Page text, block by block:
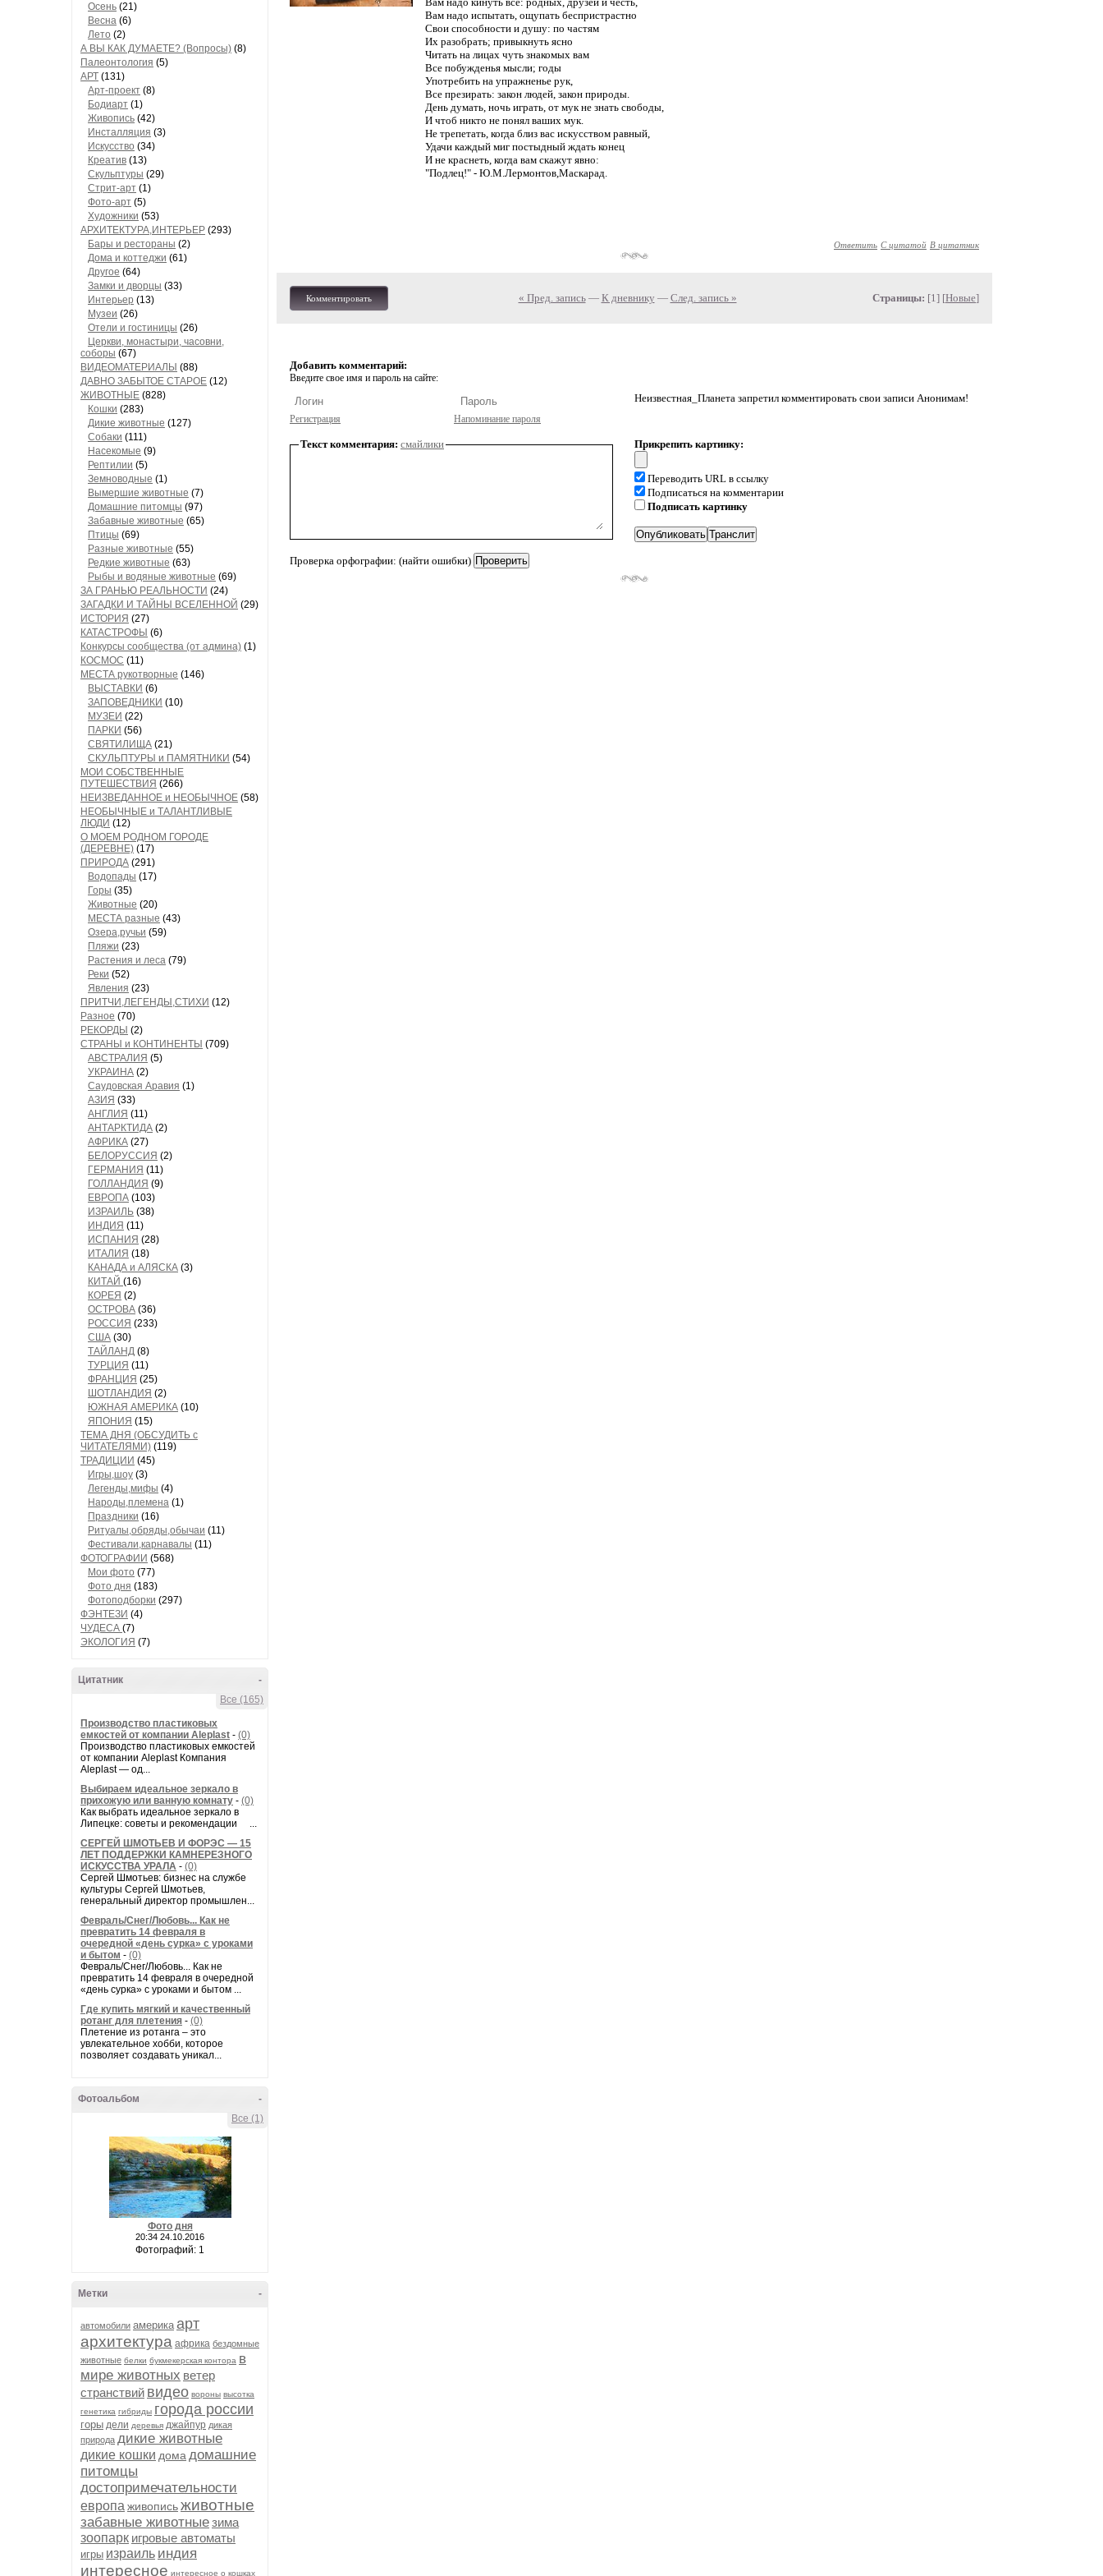
Осень (21)
Весна (6)
Лето (2)
А ВЫ КАК ДУМАЕТЕ? (Вопросы) (8)
Палеонтология (5)
АРТ (131)
Арт-проект (8)
Бодиарт (1)
Живопись (42)
Инсталляция (3)
Искусство (34)
Креатив (13)
Скульптуры (29)
Стрит-арт (1)
Фото-арт (5)
Художники (53)
АРХИТЕКТУРА,ИНТЕРЬЕР (293)
Бары и рестораны (2)
Дома и коттеджи (61)
Другое (64)
Замки и дворцы (33)
Интерьер (13)
Музеи (26)
Отели и гостиницы (26)
Церкви, монастыри, часовни,
соборы (67)
ВИДЕОМАТЕРИАЛЫ (88)
ДАВНО ЗАБЫТОЕ СТАРОЕ (12)
ЖИВОТНЫЕ (828)
Кошки (283)
Дикие животные (127)
Собаки (111)
Насекомые (9)
Рептилии (5)
Земноводные (1)
Вымершие животные (7)
Домашние питомцы (97)
Забавные животные (65)
Птицы (69)
Разные животные (55)
Редкие животные (63)
Рыбы и водяные животные (69)
ЗА ГРАНЬЮ РЕАЛЬНОСТИ (24)
ЗАГАДКИ И ТАЙНЫ ВСЕЛЕННОЙ (29)
ИСТОРИЯ (27)
КАТАСТРОФЫ (6)
Конкурсы сообщества (от админа) (1)
КОСМОС (11)
МЕСТА рукотворные (146)
ВЫСТАВКИ (6)
ЗАПОВЕДНИКИ (10)
МУЗЕИ (22)
ПАРКИ (56)
СВЯТИЛИЩА (21)
СКУЛЬПТУРЫ и ПАМЯТНИКИ (54)
МОИ СОБСТВЕННЫЕ
ПУТЕШЕСТВИЯ (266)
НЕИЗВЕДАННОЕ и НЕОБЫЧНОЕ (58)
НЕОБЫЧНЫЕ и ТАЛАНТЛИВЫЕ
ЛЮДИ (12)
О МОЕМ РОДНОМ ГОРОДЕ
(ДЕРЕВНЕ) (17)
ПРИРОДА (291)
Водопады (17)
Горы (35)
Животные (20)
МЕСТА разные (43)
Озера,ручьи (59)
Пляжи (23)
Растения и леса (79)
Реки (52)
Явления (23)
ПРИТЧИ,ЛЕГЕНДЫ,СТИХИ (12)
Разное (70)
РЕКОРДЫ (2)
СТРАНЫ и КОНТИНЕНТЫ (709)
АВСТРАЛИЯ (5)
УКРАИНА (2)
Саудовская Аравия (1)
АЗИЯ (33)
АНГЛИЯ (11)
АНТАРКТИДА (2)
АФРИКА (27)
БЕЛОРУССИЯ (2)
ГЕРМАНИЯ (11)
ГОЛЛАНДИЯ (9)
ЕВРОПА (103)
ИЗРАИЛЬ (38)
ИНДИЯ (11)
ИСПАНИЯ (28)
ИТАЛИЯ (18)
КАНАДА и АЛЯСКА (3)
КИТАЙ (16)
КОРЕЯ (2)
ОСТРОВА (36)
РОССИЯ (233)
США (30)
ТАЙЛАНД (8)
ТУРЦИЯ (11)
ФРАНЦИЯ (25)
ШОТЛАНДИЯ (2)
ЮЖНАЯ АМЕРИКА (10)
ЯПОНИЯ (15)
ТЕМА ДНЯ (ОБСУДИТЬ с
ЧИТАТЕЛЯМИ) (119)
ТРАДИЦИИ (45)
Игры,шоу (3)
Легенды,мифы (4)
Народы,племена (1)
Праздники (16)
Ритуалы,обряды,обычаи (11)
Фестивали,карнавалы (11)
ФОТОГРАФИИ (568)
Мои фото (77)
Фото дня (183)
Фотоподборки (297)
ФЭНТЕЗИ (4)
ЧУДЕСА (7)
ЭКОЛОГИЯ (7)
-
Цитатник
Все (165)
Производство пластиковых
емкостей от компании Aleplast - (0)
Производство пластиковых емкостей
от компании Aleplast Компания
Aleplast — од...
Выбираем идеальное зеркало в
прихожую или ванную комнату - (0)
Как выбрать идеальное зеркало в
Липецке: советы и рекомендации ...
СЕРГЕЙ ШМОТЬЕВ И ФОРЭС — 15
ЛЕТ ПОДДЕРЖКИ КАМНЕРЕЗНОГО
ИСКУССТВА УРАЛА - (0)
Сергей Шмотьев: бизнес на службе
культуры Сергей Шмотьев,
генеральный директор промышлен...
Февраль/Снег/Любовь... Как не
превратить 14 февраля в
очередной «день сурка» с уроками
и бытом - (0)
Февраль/Снег/Любовь... Как не
превратить 14 февраля в очередной
«день сурка» с уроками и бытом ...
Где купить мягкий и качественный
ротанг для плетения - (0)
Плетение из ротанга – это
увлекательное хобби, которое
позволяет создавать уникал...
-
Фотоальбом
Все (1)
Фото дня
20:34 24.10.2016
Фотографий: 1
-
Метки
автомобили америка арт
архитектура африка бездомные
животные белки букмекерская контора в
мире животных ветер
странствий видео вороны высотка
генетика гибриды города россии
горы дели деревья джайпур дикая
природа дикие животные
дикие кошки дома домашние
питомцы
достопримечательности
европа живописьживотные
забавные животныезима
зоопарк игровые автоматы
игры израиль индия
интересное интересное о кошках
Вам надо испытать, ощупать беспристрастно
Свои способности и душу: по частям
Их разобрать; привыкнуть ясно
Читать на лицах чуть знакомых вам
Все побужденья мысли; годы
Употребить на упражненье рук,
Все презирать: закон людей, закон природы.
День думать, ночь играть, от мук не знать свободы,
И чтоб никто не понял ваших мук.
Не трепетать, когда близ вас искусством равный,
Удачи каждый миг постыдный ждать конец
И не краснеть, когда вам скажут явно:
"Подлец!" - Ю.М.Лермонтов,Маскарад.
Ответить С цитатой В цитатник
Комментировать « Пред. запись— К дневнику — След. запись » Страницы: [1] [Новые]
Добавить комментарий:
Введите свое имя и пароль на сайте:
Регистрация Напоминание пароля
Неизвестная_Планета запретил комментировать свои записи Анонимам!
Текст комментария: смайлики
Проверка орфографии: (найти ошибки)
Прикрепить картинку:
Переводить URL в ссылку
Подписаться на комментарии
Подписать картинку